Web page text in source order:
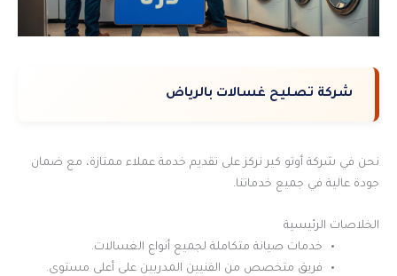
شركة تصليح غسالات بالرياض
نحن في شركة أوتو كير نركز على تقديم خدمة عملاء ممتازة، مع ضمان
جودة عالية في جميع خدماتنا.
الخلاصات الرئيسية
خدمات صيانة متكاملة لجميع أنواع الغسالات.
فريق متخصص من الفنيين المدربين على أعلى مستوى.